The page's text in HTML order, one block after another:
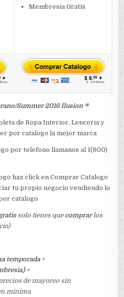
Membresia Gratis
Summer 2016 Ilusion ®
de Ropa Interior, Lenceria y
por catalogo la mejor marca
por telefono llamanos al 1(800)
haz click en Comprar Catalogo
tu propio negocio vendiendo lo
catalogo
solo tienes que comprarlos
temporada+
+
de mayoreo sin
minima